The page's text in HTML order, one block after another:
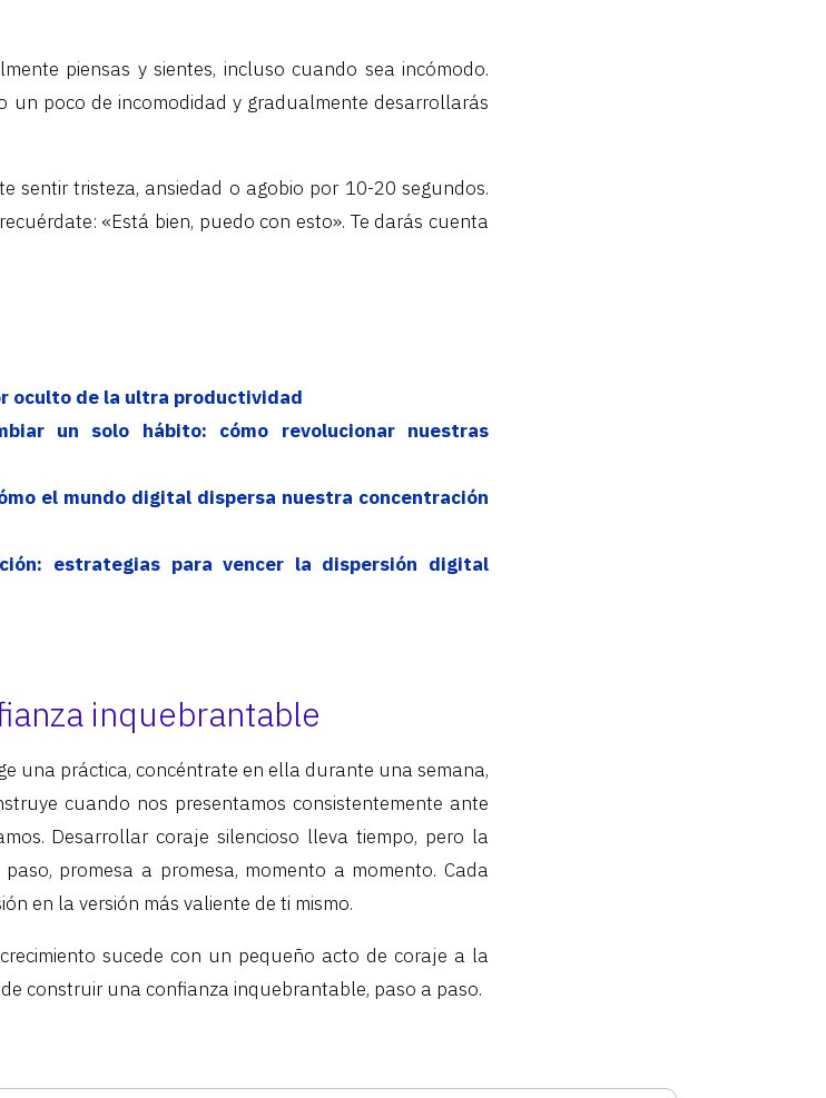
piensas y sientes, incluso cuando sea incómodo.
un poco de incomodidad y gradualmente desarrollarás
sentir tristeza, ansiedad o agobio por 10-20 segundos.
«Está bien, puedo con esto». Te darás cuenta
oculto de la ultra productividad
un solo hábito: cómo revolucionar nuestras
el mundo digital dispersa nuestra concentración
estrategias para vencer la dispersión digital
inquebrantable
una práctica, concéntrate en ella durante una semana,
cuando nos presentamos consistentemente ante
Desarrollar coraje silencioso lleva tiempo, pero la
promesa a promesa, momento a momento. Cada
en la versión más valiente de ti mismo.
sucede con un pequeño acto de coraje a la
construir una confianza inquebrantable, paso a paso.